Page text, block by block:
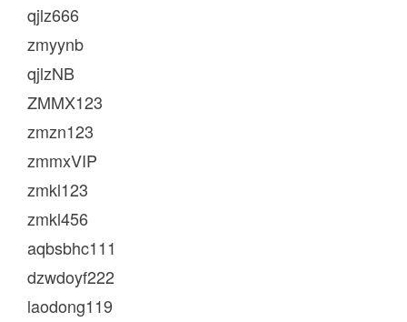
qjlz666
zmyynb
qjlzNB
ZMMX123
zmzn123
zmmxVIP
zmkl123
zmkl456
aqbsbhc111
dzwdoyf222
laodong119